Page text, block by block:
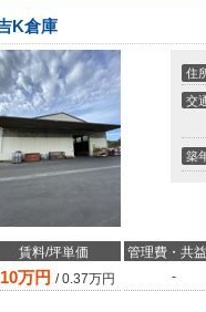
K倉庫
住
交
築
賃料/坪単価 管理費・共
万円 /0.37万円 -